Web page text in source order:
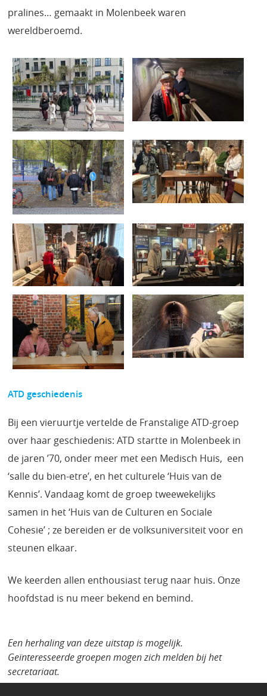
pralines… gemaakt in Molenbeek waren
wereldberoemd.
ATD geschiedenis
Bij een vieruurtje vertelde de Franstalige ATD-groep
over haar geschiedenis: ATD startte in Molenbeek in
de jaren ’70, onder meer met een Medisch Huis, een
‘salle du bien-etre’, en het culturele ‘Huis van de
Kennis’. Vandaag komt de groep tweewekelijks
samen in het ‘Huis van de Culturen en Sociale
Cohesie’ ; ze bereiden er de volksuniversiteit voor en
steunen elkaar.
We keerden allen enthousiast terug naar huis. Onze
hoofdstad is nu meer bekend en bemind.
Een herhaling van deze uitstap is mogelijk.
Geïnteresseerde groepen mogen zich melden bij het
secretariaat.